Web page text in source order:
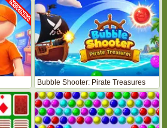
Bubble Shooter: Pirate Treasures